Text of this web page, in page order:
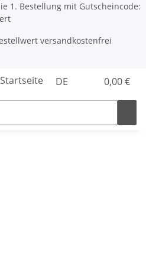
1. Bestellung mit Gutscheincode:
versandkostenfrei
DE 0,00 €